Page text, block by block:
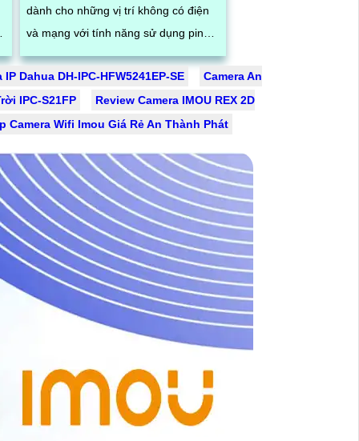
dành cho những vị trí không có điện
và mạng với tính năng sử dụng pin
năng lượng mặt trời và sim 4G. Ngoài
ra...
IP Dahua DH-IPC-HFW5241EP-SE
Camera An
IPC-S21FP
Review Camera IMOU REX 2D
Camera Wifi Imou Giá Rẻ An Thành Phát